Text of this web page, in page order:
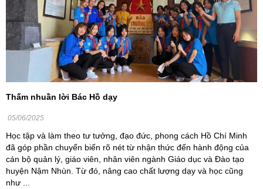
Thấm nhuần lời Bác Hồ dạy
05/06/2025
Học tập và làm theo tư tưởng, đạo đức, phong cách Hồ Chí Minh
đã góp phần chuyển biến rõ nét từ nhận thức đến hành động của
cán bộ quản lý, giáo viên, nhân viên ngành Giáo dục và Đào tạo
huyện Nậm Nhùn. Từ đó, nâng cao chất lượng dạy và học cũng
như ...